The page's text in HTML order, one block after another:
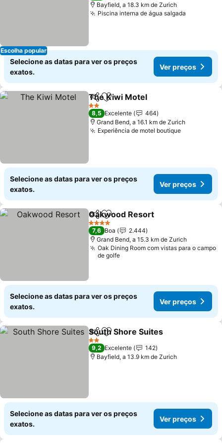
Escolha popular
Bayfield, a 18.3 km de Zurich
Piscina interna de água salgada
Selecione as datas para ver os preços
exatos.
Ver preços
PartilharAdicionar aos favoritos
The Kiwi Motel
2 Estrelas
8,5 Excelente
464
Grand Bend, a 16.1 km de Zurich
Experiência de motel boutique
Selecione as datas para ver os preços
exatos.
Ver preços
PartilharAdicionar aos favoritos
Oakwood Resort
4 Estrelas
7,6 Boa
2.444
Grand Bend, a 15.3 km de Zurich
Oak Dining Room com vistas para o campo
de golfe
Selecione as datas para ver os preços
exatos.
Ver preços
PartilharAdicionar aos favoritos
South Shore Suites
2 Estrelas
9,2 Excelente
142
Bayfield, a 13.9 km de Zurich
Selecione as datas para ver os preços
exatos.
Ver preços